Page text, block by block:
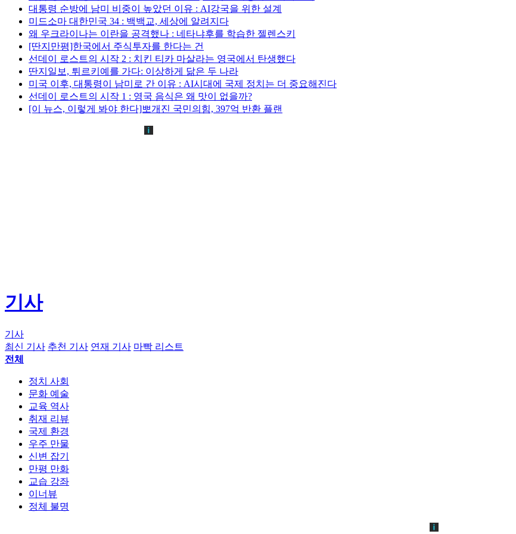
대통령 순방에 남미 비중이 높았던 이유 : AI강국을 위한 설계
미드소마 대한민국 34 : 백백교, 세상에 알려지다
왜 우크라이나는 이란을 공격했나 : 네타냐후를 학습한 젤렌스키
[딴지만평]한국에서 주식투자를 한다는 건
선데이 로스트의 시작 2 : 치킨 티카 마살라는 영국에서 탄생했다
딴지일보, 튀르키예를 가다: 이상하게 닮은 두 나라
미국 이후, 대통령이 남미로 간 이유 : AI시대에 국제 정치는 더 중요해진다
선데이 로스트의 시작 1 : 영국 음식은 왜 맛이 없을까?
[이 뉴스, 이렇게 봐야 한다]뽀개진 국민의힘, 397억 반환 플랜
기사
기사
최신 기사 추천 기사 연재 기사 마빡 리스트
전체
정치 사회
문화 예술
교육 역사
취재 리뷰
국제 환경
우주 만물
신변 잡기
만평 만화
교습 강좌
이너뷰
정체 불명